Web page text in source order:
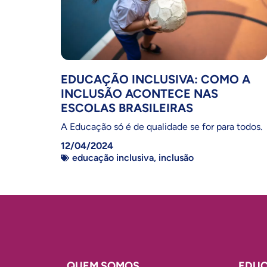
EDUCAÇÃO INCLUSIVA: COMO A
INCLUSÃO ACONTECE NAS
ESCOLAS BRASILEIRAS
A Educação só é de qualidade se for para todos.
12/04/2024
educação inclusiva, inclusão